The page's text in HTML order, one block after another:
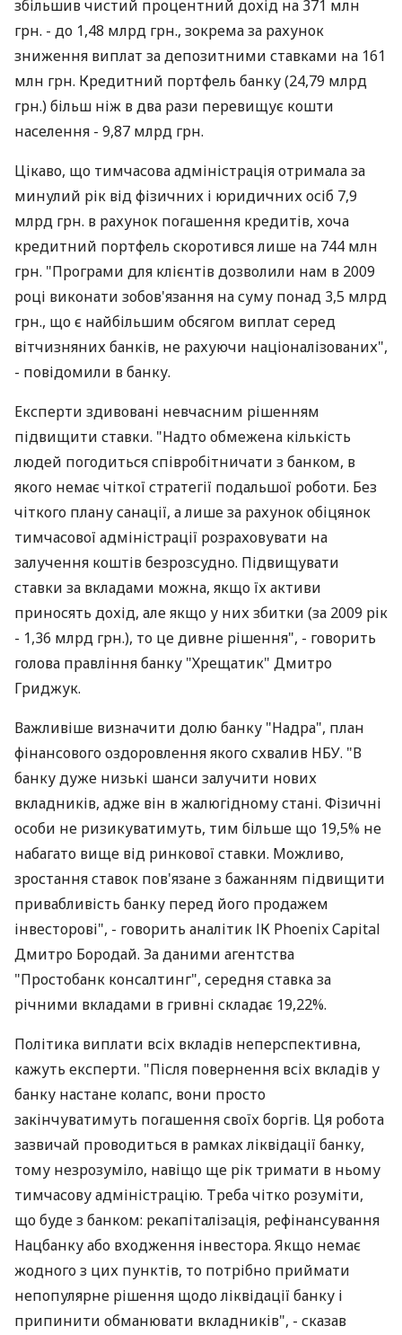
збільшив чистий процентний дохід на 371 млн
грн. - до 1,48 млрд грн., зокрема за рахунок
зниження виплат за депозитними ставками на 161
млн грн. Кредитний портфель банку (24,79 млрд
грн.) більш ніж в два рази перевищує кошти
населення - 9,87 млрд грн.
Цікаво, що тимчасова адміністрація отримала за
минулий рік від фізичних і юридичних осіб 7,9
млрд грн. в рахунок погашення кредитів, хоча
кредитний портфель скоротився лише на 744 млн
грн. "Програми для клієнтів дозволили нам в 2009
році виконати зобов'язання на суму понад 3,5 млрд
грн., що є найбільшим обсягом виплат серед
вітчизняних банків, не рахуючи націоналізованих",
- повідомили в банку.
Експерти здивовані невчасним рішенням
підвищити ставки. "Надто обмежена кількість
людей погодиться співробітничати з банком, в
якого немає чіткої стратегії подальшої роботи. Без
чіткого плану санації, а лише за рахунок обіцянок
тимчасової адміністрації розраховувати на
залучення коштів безрозсудно. Підвищувати
ставки за вкладами можна, якщо їх активи
приносять дохід, але якщо у них збитки (за 2009 рік
- 1,36 млрд грн.), то це дивне рішення", - говорить
голова правління банку "Хрещатик" Дмитро
Гриджук.
Важливіше визначити долю банку "Надра", план
фінансового оздоровлення якого схвалив НБУ. "В
банку дуже низькі шанси залучити нових
вкладників, адже він в жалюгідному стані. Фізичні
особи не ризикуватимуть, тим більше що 19,5% не
набагато вище від ринкової ставки. Можливо,
зростання ставок пов'язане з бажанням підвищити
привабливість банку перед його продажем
інвесторові", - говорить аналітик ІК Phoenix Capital
Дмитро Бородай. За даними агентства
"Простобанк консалтинг", середня ставка за
річними вкладами в гривні складає 19,22%.
Політика виплати всіх вкладів неперспективна,
кажуть експерти. "Після повернення всіх вкладів у
банку настане колапс, вони просто
закінчуватимуть погашення своїх боргів. Ця робота
зазвичай проводиться в рамках ліквідації банку,
тому незрозуміло, навіщо ще рік тримати в ньому
тимчасову адміністрацію. Треба чітко розуміти,
що буде з банком: рекапіталізація, рефінансування
Нацбанку або входження інвестора. Якщо немає
жодного з цих пунктів, то потрібно приймати
непопулярне рішення щодо ліквідації банку і
припинити обманювати вкладників", - сказав